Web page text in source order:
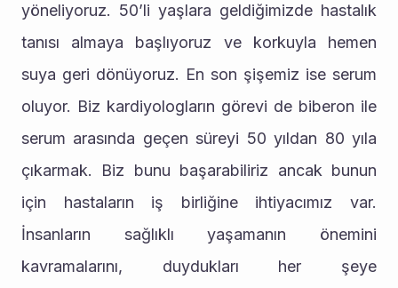
yöneliyoruz. 50’li yaşlara geldiğimizde hastalık
tanısı almaya başlıyoruz ve korkuyla hemen
suya geri dönüyoruz. En son şişemiz ise serum
oluyor. Biz kardiyologların görevi de biberon ile
serum arasında geçen süreyi 50 yıldan 80 yıla
çıkarmak. Biz bunu başarabiliriz ancak bunun
için hastaların iş birliğine ihtiyacımız var.
İnsanların sağlıklı yaşamanın önemini
kavramalarını, duydukları her şeye